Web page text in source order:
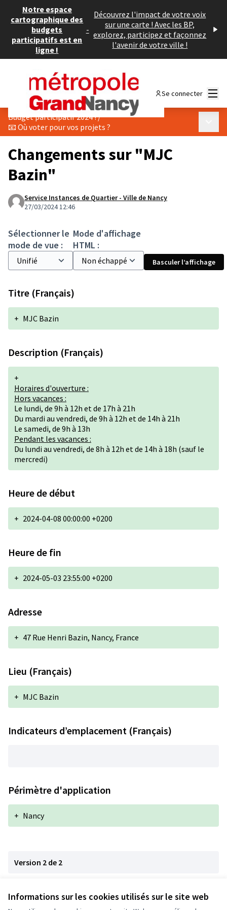
Informations sur les cookies utilisés sur le site web
Notre espace
cartographique des
budgets
participatifs est en
ligne !
-
Découvrez l'impact de votre voix
sur une carte ! Avec les BP,
explorez, participez et façonnez
l'avenir de votre ville !
Se connecter
Budget participatif 2024 !/
📧 Où voter pour vos projets ?
Changements sur "MJC
Bazin"
Service Instances de Quartier - Ville de Nancy
27/03/2024 12:46
Sélectionner le
mode de vue :
Mode d'affichage
HTML :
Basculer l’affichage
Titre (Français)
+ MJC Bazin
Description (Français)
+
Horaires d'ouverture :
Hors vacances :
Le lundi, de 9h à 12h et de 17h à 21h
Du mardi au vendredi, de 9h à 12h et de 14h à 21h
Le samedi, de 9h à 13h
Pendant les vacances :
Du lundi au vendredi, de 8h à 12h et de 14h à 18h (sauf le
mercredi)
Heure de début
+ 2024-04-08 00:00:00 +0200
Heure de fin
+ 2024-05-03 23:55:00 +0200
Adresse
+ 47 Rue Henri Bazin, Nancy, France
Lieu (Français)
+ MJC Bazin
Indicateurs d’emplacement (Français)
Périmètre d'application
+ Nancy
Version 2 de 2
Version 1 de 2